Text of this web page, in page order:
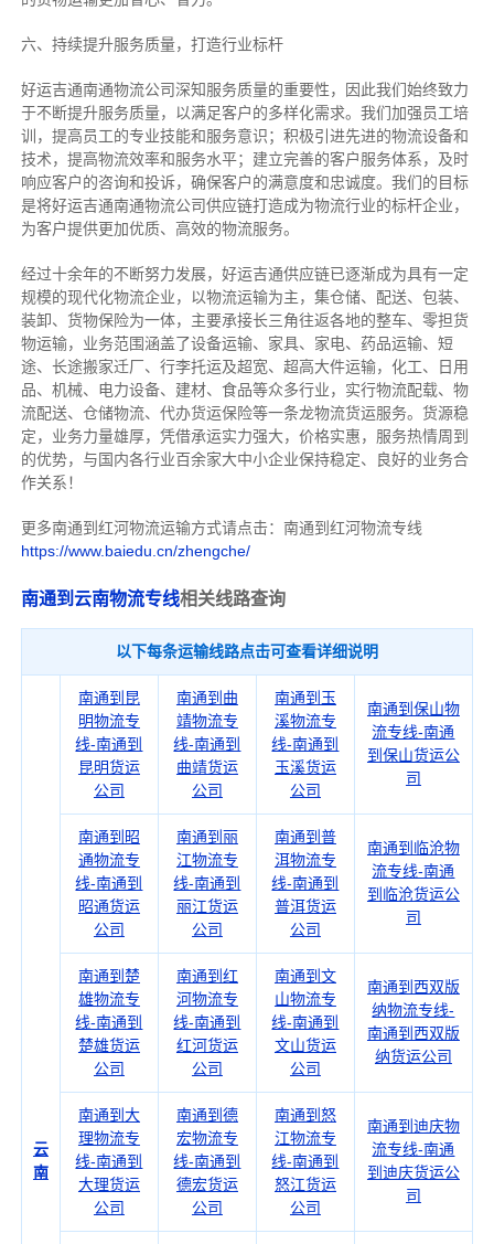
六、持续提升服务质量，打造行业标杆
好运吉通南通物流公司深知服务质量的重要性，因此我们始终致力
于不断提升服务质量，以满足客户的多样化需求。我们加强员工培
训，提高员工的专业技能和服务意识；积极引进先进的物流设备和
技术，提高物流效率和服务水平；建立完善的客户服务体系，及时
响应客户的咨询和投诉，确保客户的满意度和忠诚度。我们的目标
是将好运吉通南通物流公司供应链打造成为物流行业的标杆企业，
为客户提供更加优质、高效的物流服务。
经过十余年的不断努力发展，好运吉通供应链已逐渐成为具有一定
规模的现代化物流企业，以物流运输为主，集仓储、配送、包装、
装卸、货物保险为一体，主要承接长三角往返各地的整车、零担货
物运输，业务范围涵盖了设备运输、家具、家电、药品运输、短
途、长途搬家迁厂、行李托运及超宽、超高大件运输，化工、日用
品、机械、电力设备、建材、食品等众多行业，实行物流配载、物
流配送、仓储物流、代办货运保险等一条龙物流货运服务。货源稳
定，业务力量雄厚，凭借承运实力强大，价格实惠，服务热情周到
的优势，与国内各行业百余家大中小企业保持稳定、良好的业务合
作关系！
更多南通到红河物流运输方式请点击：南通到红河物流专线
https://www.baiedu.cn/zhengche/
南通到云南物流专线相关线路查询
以下每条运输线路点击可查看详细说明
云
南
南通到昆
明物流专
线-南通到
昆明货运
公司
南通到曲
靖物流专
线-南通到
曲靖货运
公司
南通到玉
溪物流专
线-南通到
玉溪货运
公司
南通到保山物
流专线-南通
到保山货运公
司
南通到昭
通物流专
线-南通到
昭通货运
公司
南通到丽
江物流专
线-南通到
丽江货运
公司
南通到普
洱物流专
线-南通到
普洱货运
公司
南通到临沧物
流专线-南通
到临沧货运公
司
南通到楚
雄物流专
线-南通到
楚雄货运
公司
南通到红
河物流专
线-南通到
红河货运
公司
南通到文
山物流专
线-南通到
文山货运
公司
南通到西双版
纳物流专线-
南通到西双版
纳货运公司
南通到大
理物流专
线-南通到
大理货运
公司
南通到德
宏物流专
线-南通到
德宏货运
公司
南通到怒
江物流专
线-南通到
怒江货运
公司
南通到迪庆物
流专线-南通
到迪庆货运公
司